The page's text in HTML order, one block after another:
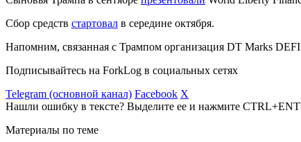
Сбор средств стартовал в середине октября.
Напомним, связанная с Трампом организация DT Marks DEFI
Подписывайтесь на ForkLog в социальных сетях
Telegram (основной канал) Facebook X
Нашли ошибку в тексте? Выделите ее и нажмите
Материалы по теме